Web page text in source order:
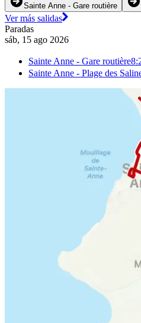
Sainte Anne - Gare routière
Ver más salidas
Paradas
sáb, 15 ago 2026
Sainte Anne - Gare routière
Sainte Anne - Plage des